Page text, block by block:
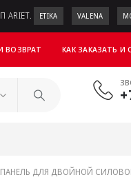
ARIET. ETIKA VALENA
ВОЗВРАТ КАК ЗАКАЗАТЬ
ПАНЕЛЬ ДЛЯ ДВОЙНОЙ